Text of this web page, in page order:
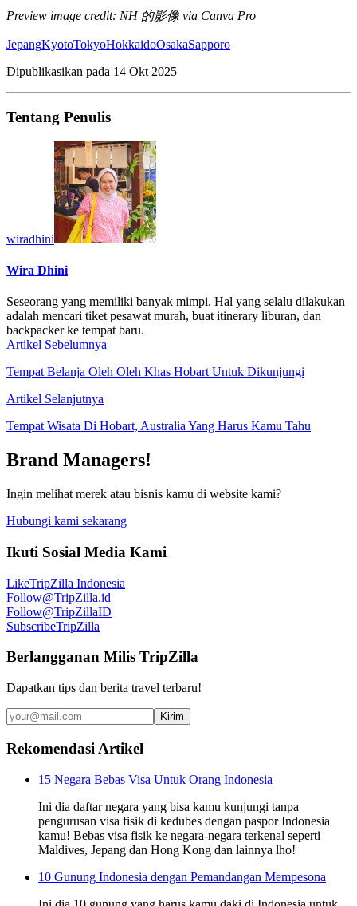
Preview image credit: NH 的影像 via Canva Pro
JepangKyotoTokyoHokkaidoOsakaSapporo
Dipublikasikan pada 14 Okt 2025
Tentang Penulis
wiradhini
Wira Dhini
Seseorang yang memiliki banyak mimpi. Hal yang selalu dilakukan
adalah mencari tiket pesawat murah, buat itinerary liburan, dan
backpacker ke tempat baru.
Artikel Sebelumnya
Tempat Belanja Oleh Oleh Khas Hobart Untuk Dikunjungi
Artikel Selanjutnya
Tempat Wisata Di Hobart, Australia Yang Harus Kamu Tahu
Brand Managers!
Ingin melihat merek atau bisnis kamu di website kami?
Hubungi kami sekarang
Ikuti Sosial Media Kami
LikeTripZilla Indonesia
Follow@TripZilla.id
Follow@TripZillaID
SubscribeTripZilla
Berlangganan Milis TripZilla
Dapatkan tips dan berita travel terbaru!
Kirim
Rekomendasi Artikel
15 Negara Bebas Visa Untuk Orang Indonesia
Ini dia daftar negara yang bisa kamu kunjungi tanpa
pengurusan visa fisik di kedubes dengan paspor Indonesia
kamu! Bebas visa fisik ke negara-negara terkenal seperti
Maldives, Jepang dan Hong Kong dan lainnya lho!
10 Gunung Indonesia dengan Pemandangan Mempesona